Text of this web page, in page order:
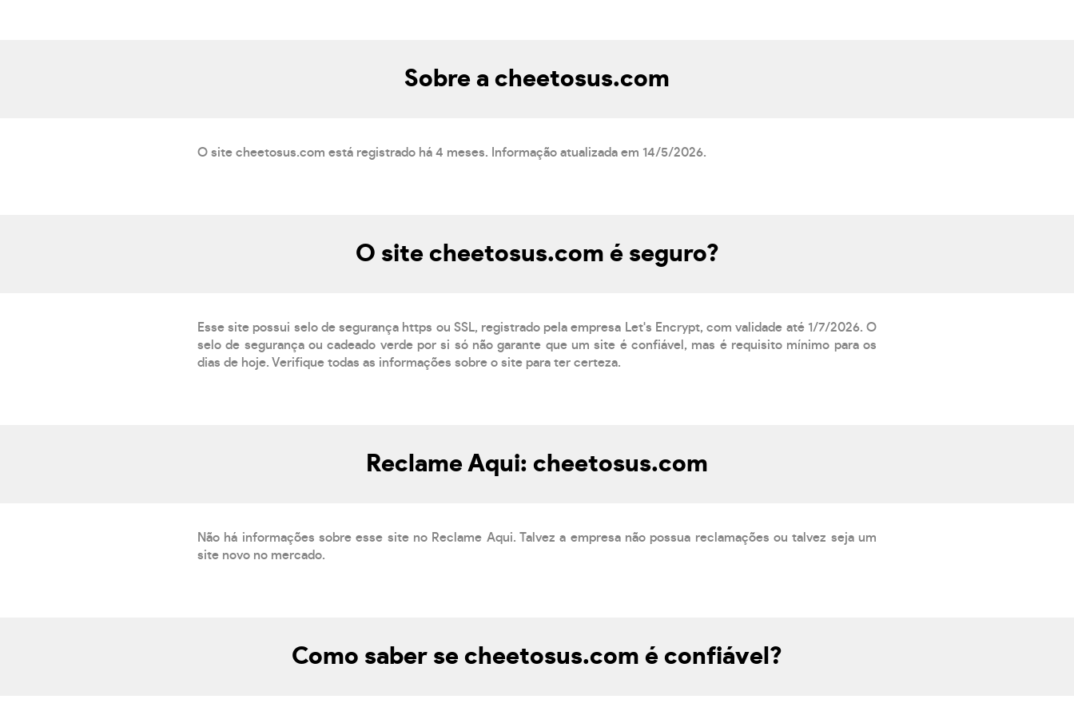
Sobre a cheetosus.com
O site cheetosus.com está registrado há 4 meses. Informação atualizada em 14/5/2026.
O site cheetosus.com é seguro?
Esse site possui selo de segurança https ou SSL, registrado pela empresa Let's Encrypt, com validade até 1/7/2026. O
selo de segurança ou cadeado verde por si só não garante que um site é confiável, mas é requisito mínimo para os
dias de hoje. Verifique todas as informações sobre o site para ter certeza.
Reclame Aqui: cheetosus.com
Não há informações sobre esse site no Reclame Aqui. Talvez a empresa não possua reclamações ou talvez seja um
site novo no mercado.
Como saber se cheetosus.com é confiável?